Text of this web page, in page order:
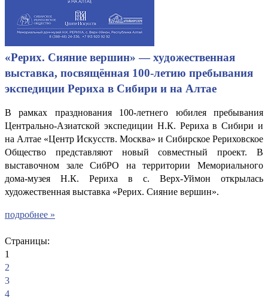
«Рерих. Сияние вершин» — художественная
выставка, посвящённая 100-летию пребывания
экспедиции Рериха в Сибири и на Алтае
В рамках празднования 100-летнего юбилея пребывания
Центрально-Азиатской экспедиции Н.К. Рериха в Сибири и
на Алтае «Центр Искусств. Москва» и Сибирское Рериховское
Общество представляют новый совместный проект. В
выставочном зале СибРО на территории Мемориального
дома-музея Н.К. Рериха в с. Верх-Уймон открылась
художественная выставка «Рерих. Сияние вершин».
подробнее »
Страницы:
1
2
3
4